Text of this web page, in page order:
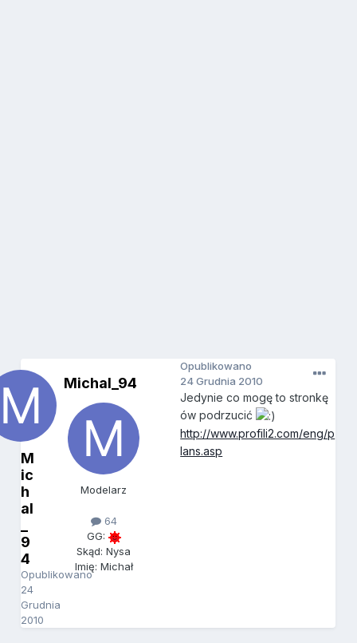
M
ic
h
al
9
4
Opublikowano
24
Grudnia
2010
Michal_94
Modelarz
64
GG:
Skąd: Nysa
Imię: Michał
Opublikowano
24 Grudnia 2010
Jedynie co mogę to stronkę
ów podrzucić
http://www.profili2.com/eng/p
lans.asp